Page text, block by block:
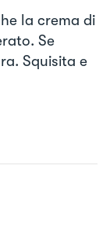
la crema di
Se
Squisita e